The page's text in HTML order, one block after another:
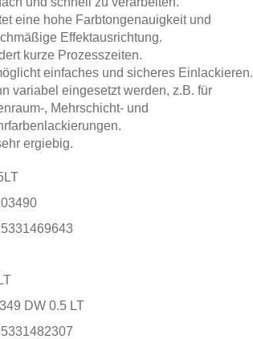
eine hohe Farbtongenauigkeit und
Effektausrichtung.
kurze Prozesszeiten.
einfaches und sicheres Einlackieren.
variabel eingesetzt werden, z.B. für
, Mehrschicht- und
ergiebig.
DW 0.5 LT